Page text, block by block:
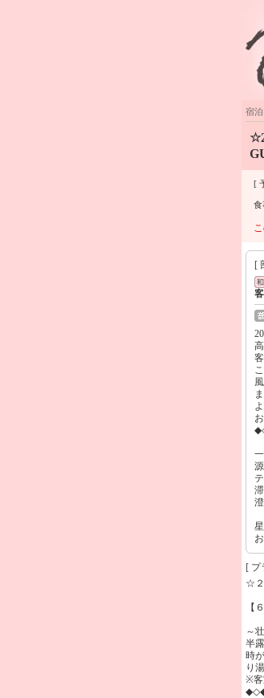
宿
[
食
[
[ プ
☆２
【
～
半
時
り
※客